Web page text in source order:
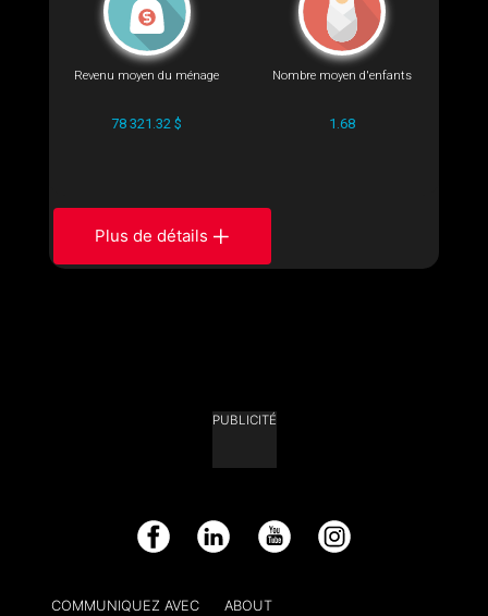
Revenu moyen du ménage
78 321.32 $
Nombre moyen d'enfants
1.68
Plus de détails
PUBLICITÉ
Facebook LinkedIn YouTube Instagram
COMMUNIQUEZ AVEC
ABOUT